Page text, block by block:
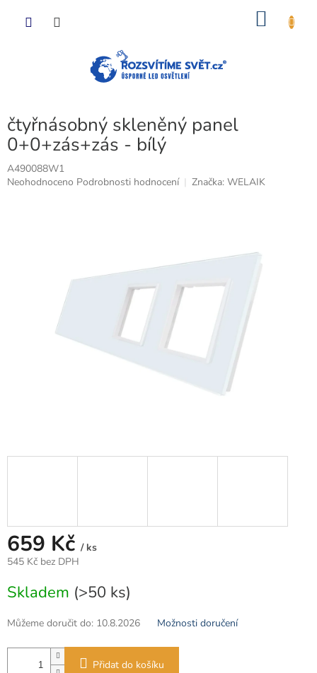
čtyřnásobný skleněný panel
0+0+zás+zás - bílý
A490088W1
Průměrné
Neohodnoceno Podrobnosti hodnocení Značka: WELAIK
659 Kč / ks
545 Kč bez DPH
cena:
Skladem (>50 ks)
Můžeme doručit do: 10.8.2026 Možnosti doručení
Přidat do košíku